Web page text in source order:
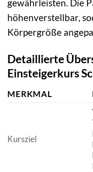
gewährleisten. Die
höhenverstellbar,
Körpergröße
Detaillierte
Einsteigerkurs
MERKMAL
Kursziel